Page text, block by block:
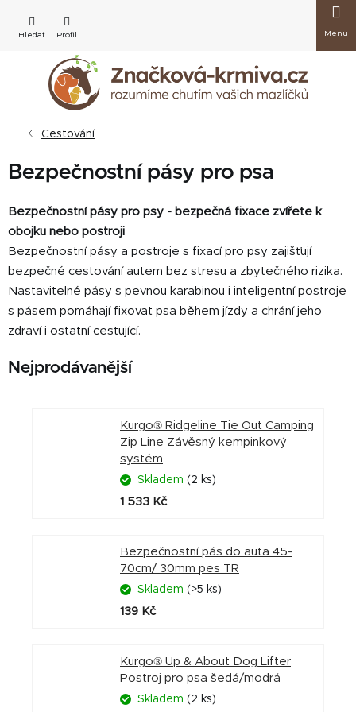
obsah
košík
Cestování
Bezpečnostní pásy pro psa
Bezpečnostní pásy pro psy - bezpečná fixace zvířete k
obojku nebo postroji
Bezpečnostní pásy a postroje s fixací pro psy zajišťují
bezpečné cestování autem bez stresu a zbytečného rizika.
Nastavitelné pásy s pevnou karabinou i inteligentní postroje
s pásem pomáhají fixovat psa během jízdy a chrání jeho
zdraví i ostatní cestující.
Nejprodávanější
Kurgo® Ridgeline Tie Out Camping
Zip Line Závěsný kempinkový
systém
Skladem (2 ks)
1 533 Kč
Bezpečnostní pás do auta 45-
70cm/ 30mm pes TR
Skladem (>5 ks)
139 Kč
Kurgo® Up & About Dog Lifter
Postroj pro psa šedá/modrá
Skladem (2 ks)